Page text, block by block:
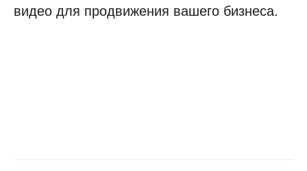
видео для продвижения вашего бизнеса.